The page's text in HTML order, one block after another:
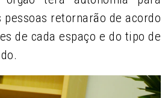
retornarão de acordo
de cada espaço e do tipo de